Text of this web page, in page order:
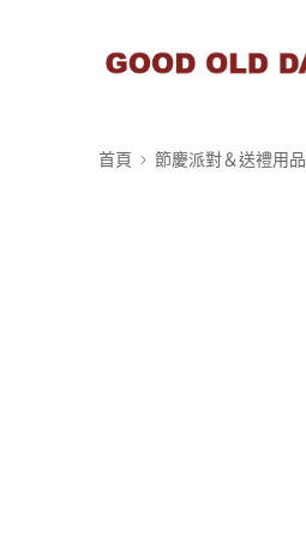
首頁 節慶派對＆送禮用品